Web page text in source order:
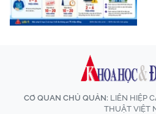
CƠ QUAN CHỦ QUẢN: LIÊN HIỆP
THUẬT VIỆT